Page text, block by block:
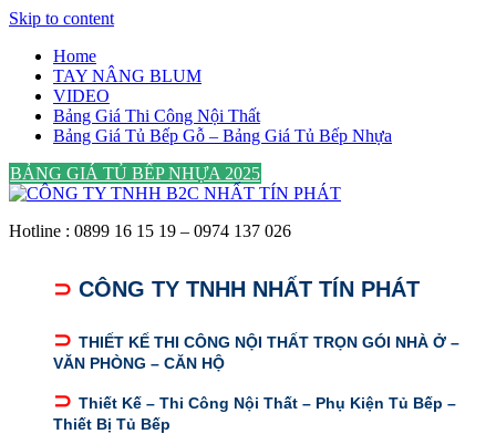
Skip to content
Home
TAY NÂNG BLUM
VIDEO
Bảng Giá Thi Công Nội Thất
Bảng Giá Tủ Bếp Gỗ – Bảng Giá Tủ Bếp Nhựa
BẢNG GIÁ TỦ BẾP NHỰA 2025
Hotline : 0899 16 15 19 – 0974 137 026
⊃ CÔNG TY TNHH NHẤT TÍN PHÁT
⊃ THIẾT KẾ THI CÔNG NỘI THẤT TRỌN GÓI NHÀ Ở –
VĂN PHÒNG – CĂN HỘ
⊃ Thiết Kế – Thi Công Nội Thất – Phụ Kiện Tủ Bếp –
Thiết Bị Tủ Bếp